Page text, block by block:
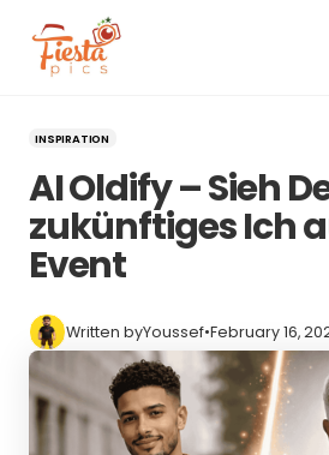
INSPIRATION
AI Oldify – Sieh
zukünftiges Ich
Event
Written byYoussef•February 16,